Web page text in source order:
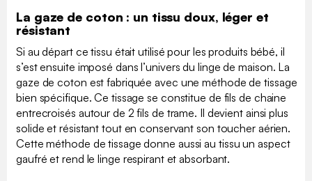
La gaze de coton : un tissu doux, léger et
résistant
Si au départ ce tissu était utilisé pour les produits bébé, il
s’est ensuite imposé dans l’univers du linge de maison. La
gaze de coton est fabriquée avec une méthode de tissage
bien spécifique. Ce tissage se constitue de fils de chaine
entrecroisés autour de 2 fils de trame. Il devient ainsi plus
solide et résistant tout en conservant son toucher aérien.
Cette méthode de tissage donne aussi au tissu un aspect
gaufré et rend le linge respirant et absorbant.